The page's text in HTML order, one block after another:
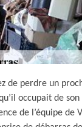
de perdre un
occupait de son
de l’équipe de